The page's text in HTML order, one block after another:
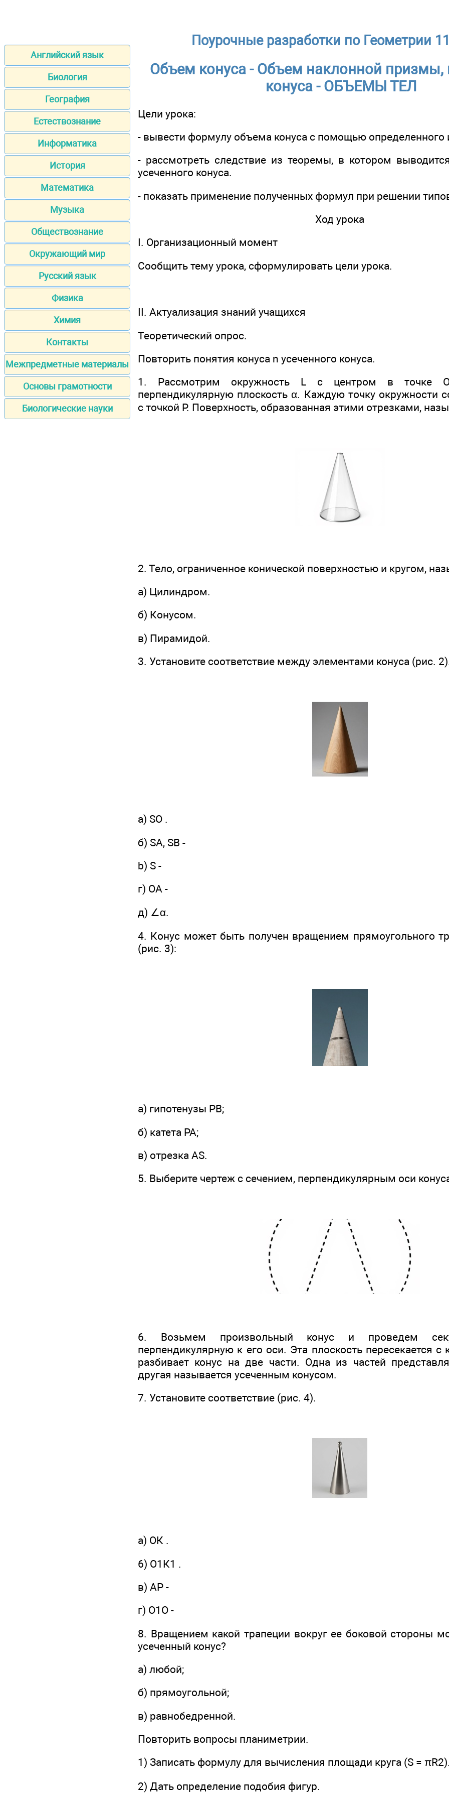
Английский язык
Биология
География
Естествознание
Информатика
История
Математика
Музыка
Обществознание
Окружающий мир
Русский язык
Физика
Химия
Контакты
Межпредметные материалы
Основы грамотности
Биологические науки
Поурочные разработки по Геометрии
Объем конуса - Объем наклонной
конуса - ОБЪЕМЫ ТЕЛ
Цели урока:
- вывести формулу объема конуса с помощью определенного
- рассмотреть следствие из теоремы, в котором
усеченного конуса.
- показать применение полученных формул при решении
Ход урока
I. Организационный момент
Сообщить тему урока, сформулировать цели урока.
II. Актуализация знаний учащихся
Теоретический опрос.
Повторить понятия конуса n усеченного конуса.
1. Рассмотрим окружность L с центром в
перпендикулярную плоскость α. Каждую точку окружности
с точкой Р. Поверхность, образованная этими отрезками,
2. Тело, ограниченное конической поверхностью и кругом,
а) Цилиндром.
б) Конусом.
в) Пирамидой.
3. Установите соответствие между элементами конуса (рис.
a) SO .
б) SA, SB -
b) S -
г) ОА -
д) ∠α.
4. Конус может быть получен вращением прямоугольного
(рис. 3):
а) гипотенузы РВ;
б) катета РА;
в) отрезка AS.
5. Выберите чертеж с сечением, перпендикулярным оси
6. Возьмем произвольный конус и проведем
перпендикулярную к его оси. Эта плоскость пересекается с
разбивает конус на две части. Одна из частей
другая называется усеченным конусом.
7. Установите соответствие (рис. 4).
а) ОК .
6) О1К1 .
в) АР -
г) O1O -
8. Вращением какой трапеции вокруг ее боковой стороны
усеченный конус?
а) любой;
б) прямоугольной;
в) равнобедренной.
Повторить вопросы планиметрии.
1) Записать формулу для вычисления площади круга (S = πR2).
2) Дать определение подобия фигур.